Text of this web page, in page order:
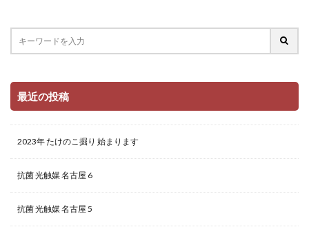
最近の投稿
2023年 たけのこ掘り 始まります
抗菌 光触媒 名古屋 6
抗菌 光触媒 名古屋 5